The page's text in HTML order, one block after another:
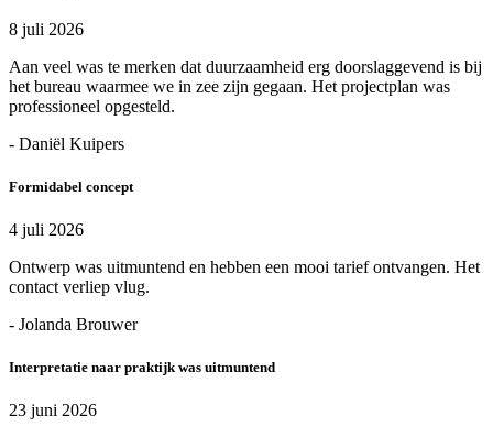
8 juli 2026
Aan veel was te merken dat duurzaamheid erg doorslaggevend is bij
het bureau waarmee we in zee zijn gegaan. Het projectplan was
professioneel opgesteld.
- Daniël Kuipers
Formidabel concept
4 juli 2026
Ontwerp was uitmuntend en hebben een mooi tarief ontvangen. Het
contact verliep vlug.
- Jolanda Brouwer
Interpretatie naar praktijk was uitmuntend
23 juni 2026